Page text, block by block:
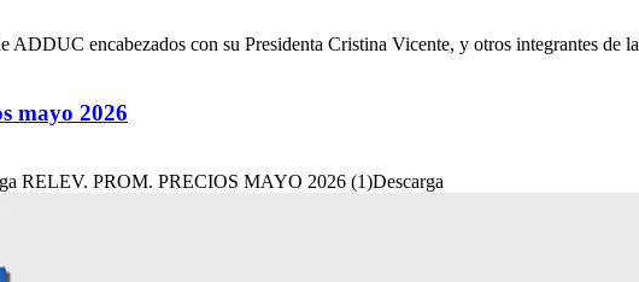
ADDUC encabezados con su Presidenta Cristina Vicente, y otros integrantes de
mayo 2026
RELEV. PROM. PRECIOS MAYO 2026 (1)Descarga